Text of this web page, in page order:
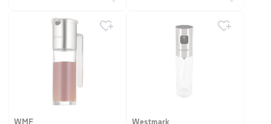
WMF
Westmark